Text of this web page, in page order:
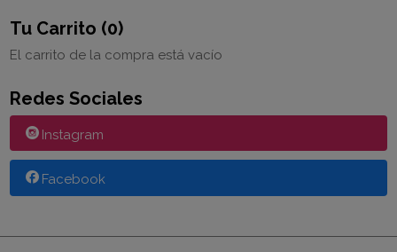
Tu Carrito (0)
El carrito de la compra está vacío
Redes Sociales
Instagram
Facebook